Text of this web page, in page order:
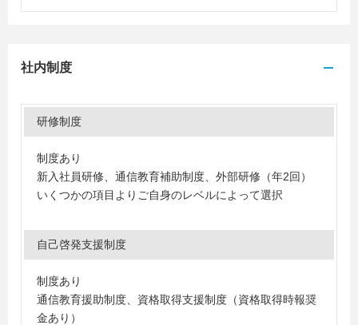
社内制度
研修制度
制度あり
新入社員研修、通信教育補助制度、外部研修（年2回）
いくつかの項目よりご自身のレベルによって選択
自己啓発支援制度
制度あり
通信教育援助制度、資格取得支援制度（資格取得時報奨
金あり）